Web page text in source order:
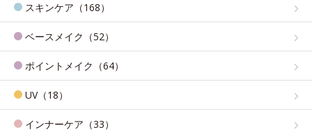
スキンケア（168）
ベースメイク（52）
ポイントメイク（64）
UV（18）
インナーケア（33）